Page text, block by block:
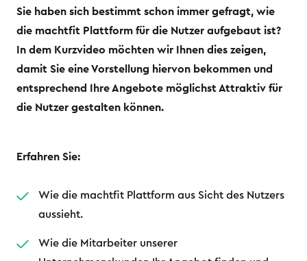
Sie haben sich bestimmt schon immer gefragt, wie
die machtfit Plattform für die Nutzer aufgebaut ist?
In dem Kurzvideo möchten wir Ihnen dies zeigen,
damit Sie eine Vorstellung hiervon bekommen und
entsprechend Ihre Angebote möglichst Attraktiv für
die Nutzer gestalten können.
Erfahren Sie:
Wie die machtfit Plattform aus Sicht des Nutzers
aussieht.
Wie die Mitarbeiter unserer